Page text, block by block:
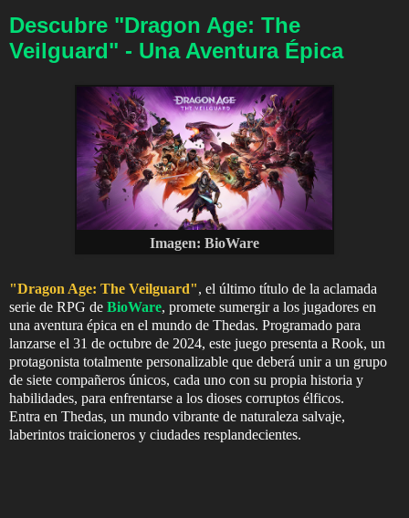
Descubre "Dragon Age: The
Veilguard" - Una Aventura Épica
Imagen: BioWare
"Dragon Age: The Veilguard", el último título de la aclamada
serie de RPG de BioWare, promete sumergir a los jugadores en
una aventura épica en el mundo de Thedas. Programado para
lanzarse el 31 de octubre de 2024, este juego presenta a Rook, un
protagonista totalmente personalizable que deberá unir a un grupo
de siete compañeros únicos, cada uno con su propia historia y
habilidades, para enfrentarse a los dioses corruptos élficos.
Entra en Thedas, un mundo vibrante de naturaleza salvaje,
laberintos traicioneros y ciudades resplandecientes.